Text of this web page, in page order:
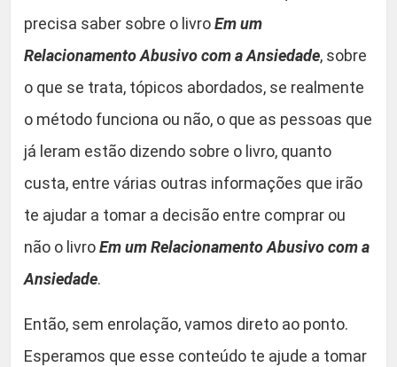
d
e
precisa saber sobre o livroEm um
Relacionamento Abusivo com a Ansiedade, sobre
o que se trata, tópicos abordados, se realmente
o método funciona ou não, o que as pessoas que
já leram estão dizendo sobre o livro, quanto
custa, entre várias outras informações que irão
te ajudar a tomar a decisão entre comprar ou
não o livroEm um Relacionamento Abusivo com a
Ansiedade.
Então, sem enrolação, vamos direto ao ponto.
Esperamos que esse conteúdo te ajude a tomar